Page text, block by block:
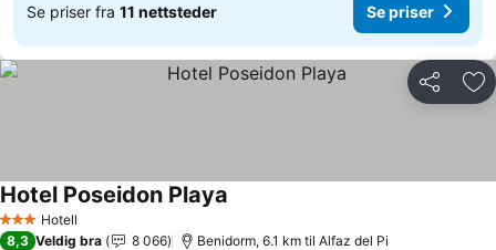
Se priser fra 11 nettsteder Se priser
Del
3 StjernerHotell
Hotel Poseidon Playa
8,3 Veldig bra 8 066 Benidorm, 6.1 km til Alfaz del Pi